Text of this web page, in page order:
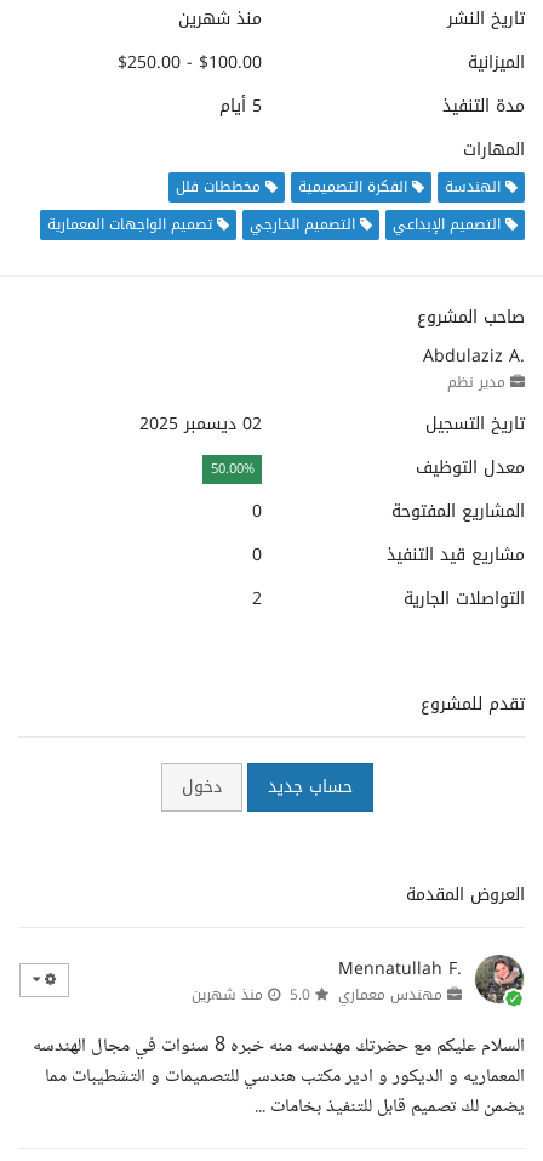
تاريخ النشر
منذ شهرين
الميزانية
$100.00 - $250.00
مدة التنفيذ
5 أيام
المهارات
الهندسة الفكرة التصميمية
مخططات فلل
التصميم الإبداعي
التصميم الخارجي تصميم الواجهات المعمارية
صاحب المشروع
Abdulaziz A.
مدير نظم
تاريخ التسجيل
02 ديسمبر 2025
معدل التوظيف
50.00%
المشاريع المفتوحة
0
مشاريع قيد التنفيذ
0
التواصلات الجارية
2
تقدم للمشروع
حساب جديد دخول
العروض المقدمة
Mennatullah F.
مهندس معماري منذ شهرين
السلام عليكم مع حضرتك مهندسه منه خبره 8 سنوات في مجال الهندسه
المعماريه و الديكور و ادير مكتب هندسي للتصميمات و التشطيبات مما
يضمن لك تصميم قابل للتنفيذ بخامات ...